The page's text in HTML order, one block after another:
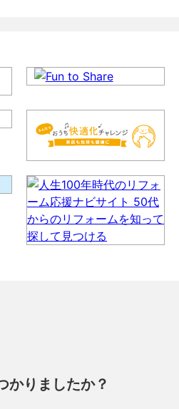
かりましたか？